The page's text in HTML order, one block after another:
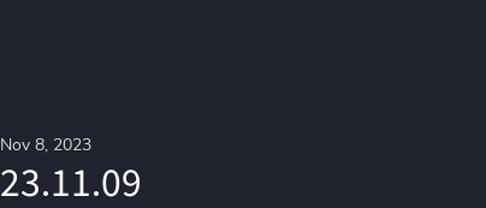
Nov 8, 2023
23.11.09